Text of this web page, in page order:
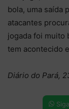
bola, uma saída
atacantes
jogada foi muito
tem acontecido
Diário do Pará,